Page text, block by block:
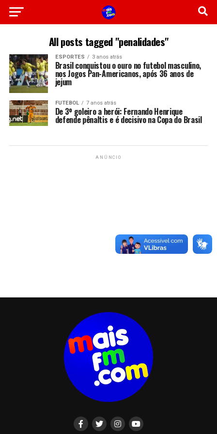
All posts tagged "penalidades"
ESPORTES 3 anos atrás
Brasil conquistou o ouro no futebol masculino,
nos Jogos Pan-Americanos, após 36 anos de
jejum
FUTEBOL 7 anos atrás
De 3º goleiro a herói: Fernando Henrique
defende pênaltis e é decisivo na Copa do Brasil
ANÚNCIO